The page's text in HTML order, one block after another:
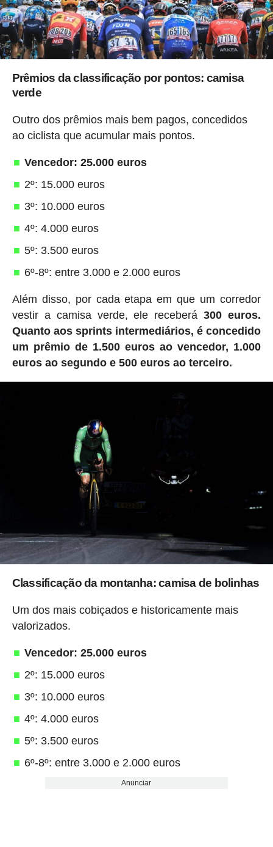
Prêmios da classificação por pontos: camisa
verde
Outro dos prêmios mais bem pagos, concedidos
ao ciclista que acumular mais pontos.
Vencedor: 25.000 euros
2º: 15.000 euros
3º: 10.000 euros
4º: 4.000 euros
5º: 3.500 euros
6º-8º: entre 3.000 e 2.000 euros
Além disso, por cada etapa em que um corredor
vestir a camisa verde, ele receberá300 euros.
Quanto aos sprints intermediários, é concedido
um prêmio de 1.500 euros ao vencedor, 1.000
euros ao segundo e 500 euros ao terceiro.
Classificação da montanha: camisa de bolinhas
Um dos mais cobiçados e historicamente mais
valorizados.
Vencedor: 25.000 euros
2º: 15.000 euros
3º: 10.000 euros
4º: 4.000 euros
5º: 3.500 euros
6º-8º: entre 3.000 e 2.000 euros
Anunciar